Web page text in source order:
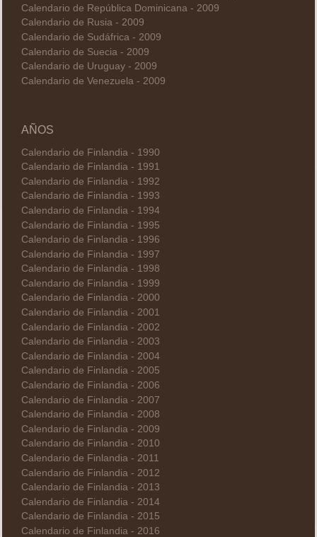
Calendario de República Dominicana - 2009
Calendario de Rusia - 2009
Calendario de Sudáfrica - 2009
Calendario de Suecia - 2009
Calendario de Uruguay - 2009
Calendario de Venezuela - 2009
AÑOS
Calendario de Finlandia - 1990
Calendario de Finlandia - 1991
Calendario de Finlandia - 1992
Calendario de Finlandia - 1993
Calendario de Finlandia - 1994
Calendario de Finlandia - 1995
Calendario de Finlandia - 1996
Calendario de Finlandia - 1997
Calendario de Finlandia - 1998
Calendario de Finlandia - 1999
Calendario de Finlandia - 2000
Calendario de Finlandia - 2001
Calendario de Finlandia - 2002
Calendario de Finlandia - 2003
Calendario de Finlandia - 2004
Calendario de Finlandia - 2005
Calendario de Finlandia - 2006
Calendario de Finlandia - 2007
Calendario de Finlandia - 2008
Calendario de Finlandia - 2009
Calendario de Finlandia - 2010
Calendario de Finlandia - 2011
Calendario de Finlandia - 2012
Calendario de Finlandia - 2013
Calendario de Finlandia - 2014
Calendario de Finlandia - 2015
Calendario de Finlandia - 2016